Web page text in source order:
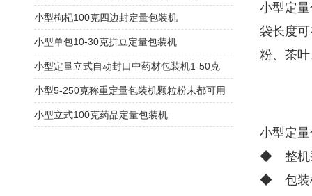
小型定
袋长度
粉、茶
小型定
◆ 整机
◆ 包装
小型枸杞100克四边封定量包装机
小型单包10-30克拼豆定量包装机
小型定量立式自动封口中药材包装机1-50克
小型5-250克称重定量包装机颗粒粉末都可用
小型立式100克药品定量包装机